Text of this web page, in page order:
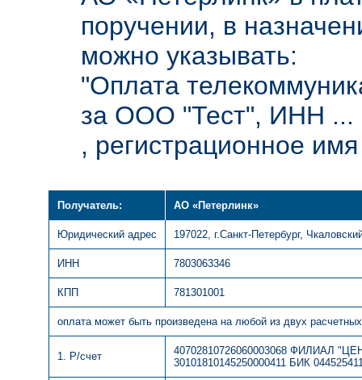
поручении, в
можно указывать:
"Оплата
за ООО "Тест", ИНН ...
, регистрационное
Получатель: АО «Петерлинк»
Юридический адрес 197022, г.Санкт-Петербург,
ИНН 7803063346
КПП 781301001
оплата может быть произведена на любой из двух
1. Р/счет
40702810726060003068 ФИЛИАЛ
30101810145250000411 БИК